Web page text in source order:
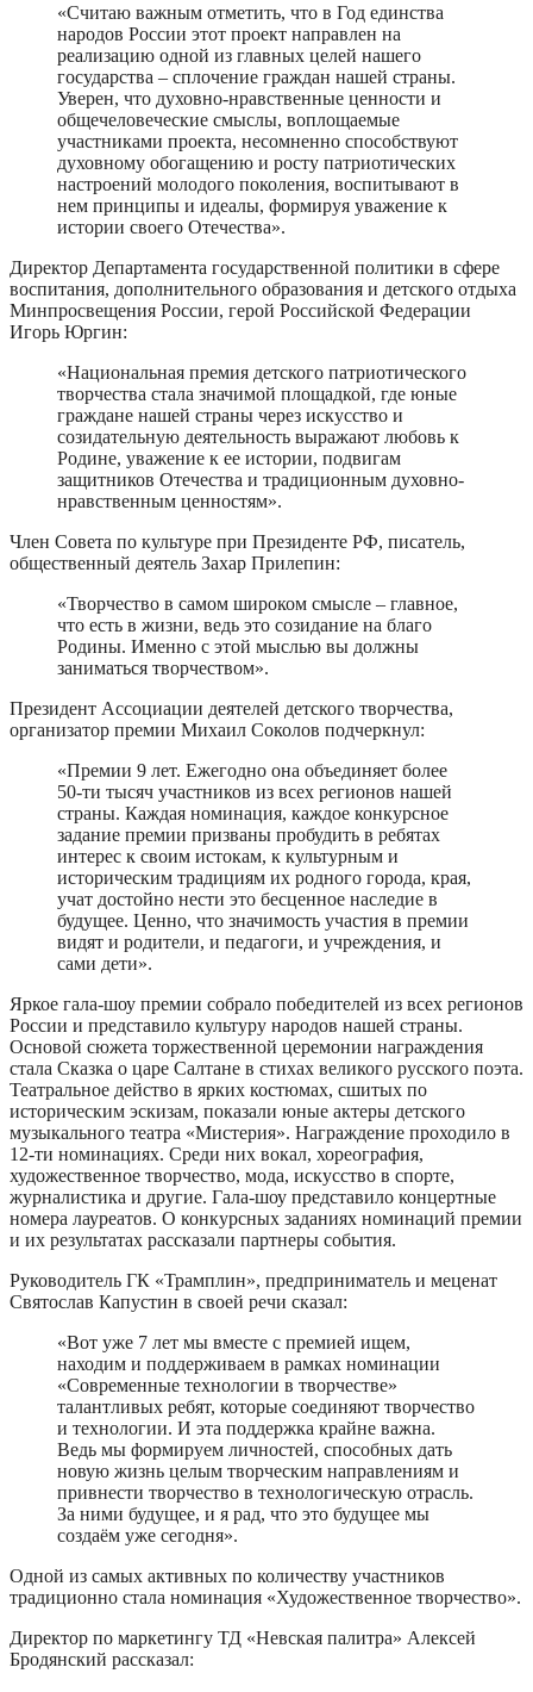
«Считаю важным отметить, что в Год единства
народов России этот проект направлен на
реализацию одной из главных целей нашего
государства – сплочение граждан нашей страны.
Уверен, что духовно-нравственные ценности и
общечеловеческие смыслы, воплощаемые
участниками проекта, несомненно способствуют
духовному обогащению и росту патриотических
настроений молодого поколения, воспитывают в
нем принципы и идеалы, формируя уважение к
истории своего Отечества».
Директор Департамента государственной политики в сфере
воспитания, дополнительного образования и детского отдыха
Минпросвещения России, герой Российской Федерации
Игорь Юргин:
«Национальная премия детского патриотического
творчества стала значимой площадкой, где юные
граждане нашей страны через искусство и
созидательную деятельность выражают любовь к
Родине, уважение к ее истории, подвигам
защитников Отечества и традиционным духовно-
нравственным ценностям».
Член Совета по культуре при Президенте РФ, писатель,
общественный деятель Захар Прилепин:
«Творчество в самом широком смысле – главное,
что есть в жизни, ведь это созидание на благо
Родины. Именно с этой мыслью вы должны
заниматься творчеством».
Президент Ассоциации деятелей детского творчества,
организатор премии Михаил Соколов подчеркнул:
«Премии 9 лет. Ежегодно она объединяет более
50-ти тысяч участников из всех регионов нашей
страны. Каждая номинация, каждое конкурсное
задание премии призваны пробудить в ребятах
интерес к своим истокам, к культурным и
историческим традициям их родного города, края,
учат достойно нести это бесценное наследие в
будущее. Ценно, что значимость участия в премии
видят и родители, и педагоги, и учреждения, и
сами дети».
Яркое гала-шоу премии собрало победителей из всех регионов
России и представило культуру народов нашей страны.
Основой сюжета торжественной церемонии награждения
стала Сказка о царе Салтане в стихах великого русского поэта.
Театральное действо в ярких костюмах, сшитых по
историческим эскизам, показали юные актеры детского
музыкального театра «Мистерия». Награждение проходило в
12-ти номинациях. Среди них вокал, хореография,
художественное творчество, мода, искусство в спорте,
журналистика и другие. Гала-шоу представило концертные
номера лауреатов. О конкурсных заданиях номинаций премии
и их результатах рассказали партнеры события.
Руководитель ГК «Трамплин», предприниматель и меценат
Святослав Капустин в своей речи сказал:
«Вот уже 7 лет мы вместе с премией ищем,
находим и поддерживаем в рамках номинации
«Современные технологии в творчестве»
талантливых ребят, которые соединяют творчество
и технологии. И эта поддержка крайне важна.
Ведь мы формируем личностей, способных дать
новую жизнь целым творческим направлениям и
привнести творчество в технологическую отрасль.
За ними будущее, и я рад, что это будущее мы
создаём уже сегодня».
Одной из самых активных по количеству участников
традиционно стала номинация «Художественное творчество».
Директор по маркетингу ТД «Невская палитра» Алексей
Бродянский рассказал: